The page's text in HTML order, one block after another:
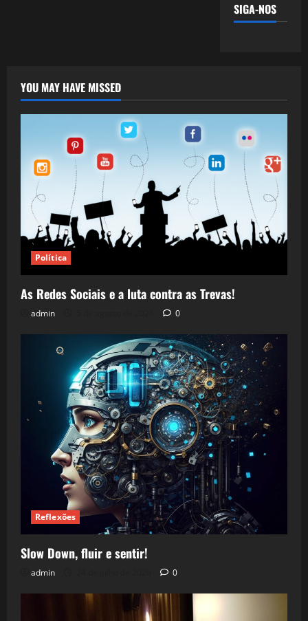
SIGA-NOS
YOU MAY HAVE MISSED
Política
As Redes Sociais e a luta contra as Trevas!
admin 0
Reflexões
Slow Down, fluir e sentir!
admin 0